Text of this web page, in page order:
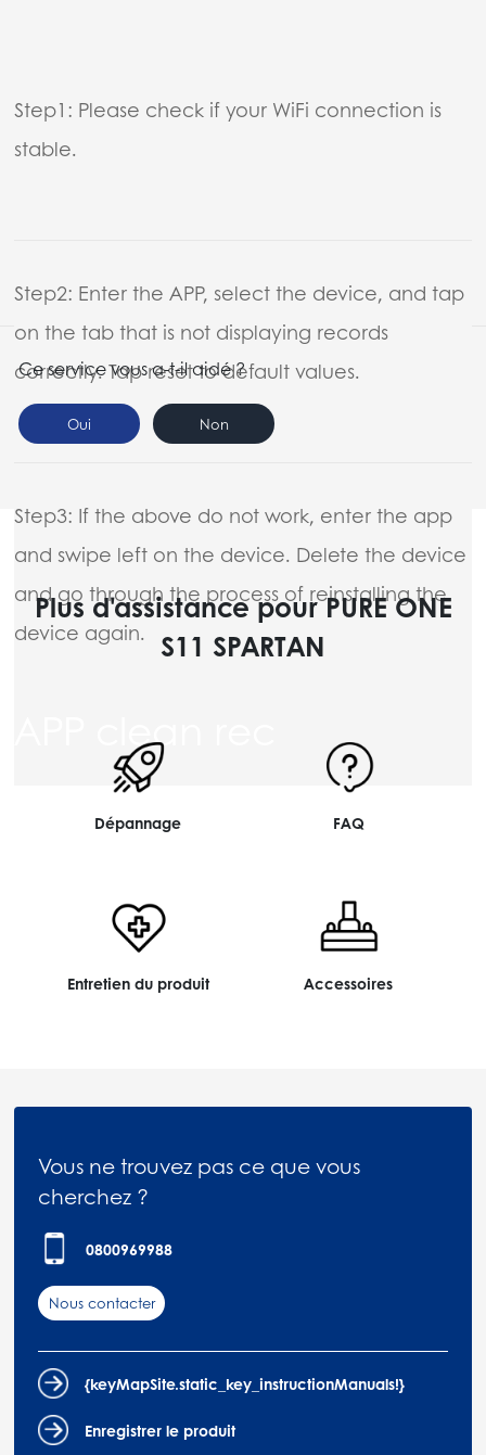
Step1: Please check if your WiFi connection is
stable.
Step2: Enter the APP, select the device, and tap
on the tab that is not displaying records
correctly. Tap reset to default values.
Step3: If the above do not work, enter the app
and swipe left on the device. Delete the device
and go through the process of reinstalling the
device again.
APP clean rec
Ce service vous a-t-il aidé ?
Oui Non
Plus d'assistance pour PURE ONE
S11 SPARTAN
Dépannage FAQ
Entretien du produit Accessoires
Vous ne trouvez pas ce que vous
cherchez ?
0800969988
Nous contacter
{keyMapSite.static_key_instructionManuals!}
Enregistrer le produit